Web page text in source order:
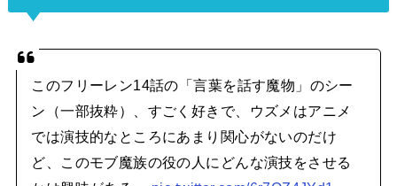
このフリーレン14話の「言葉を話す魔物」のシー
ン（一部抜粋）、すごく好きで、ウズメはアニメ
では演技的なところにあまり関心がないのだけ
ど、このモブ魔族の役の人にどんな演技をさせる